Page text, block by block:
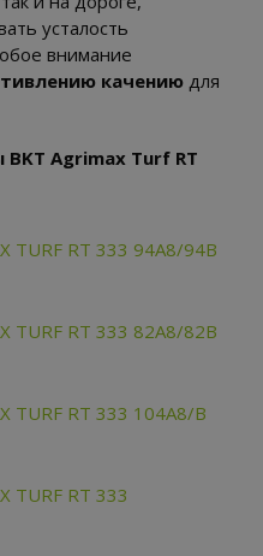
усталость
внимание
качениюдля
Agrimax Turf RT
TURF RT 333 94A8/94B
TURF RT 333 82A8/82B
TURF RT 333 104A8/B
TURF RT 333